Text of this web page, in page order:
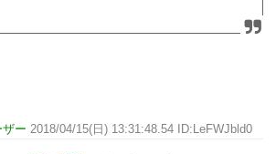
ー 2018/04/15(日) 13:31:48.54 ID:LeFWJbld0